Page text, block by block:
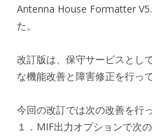
Antenna House Formatter
た。
改訂版は、保守サービスとし
な機能改善と障害修正を行っ
今回の改訂では次の改善を行
１．MIF出力オプションで次